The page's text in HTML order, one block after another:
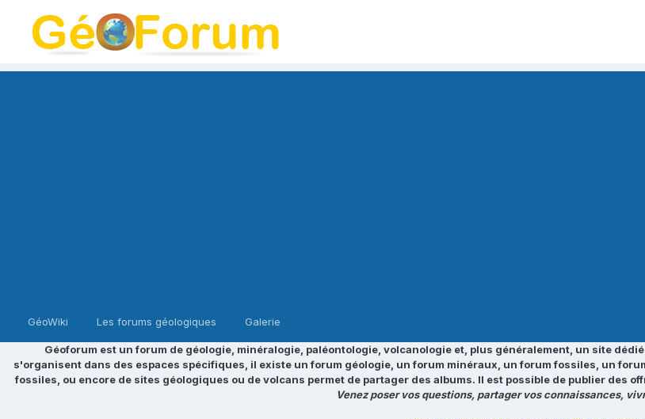
GéoWiki Les forums géologiques Galerie
Géoforum est un forum de géologie, minéralogie, paléontologie, volcanologie et, plus généralement, un site
s'organisent dans des espaces spécifiques, il existe un forum géologie, un forum minéraux, un forum fossiles, un
fossiles, ou encore de sites géologiques ou de volcans permet de partager des albums. Il est possible de publier des
Venez poser vos questions, partager vos connaissances,